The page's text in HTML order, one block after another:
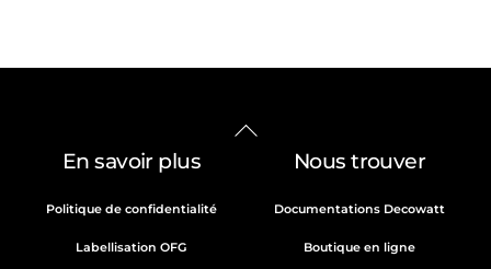
Back
En savoir plus
Politique de confidentialité
Labellisation OFG
Nous trouver
Documentations Decowatt
Boutique en ligne